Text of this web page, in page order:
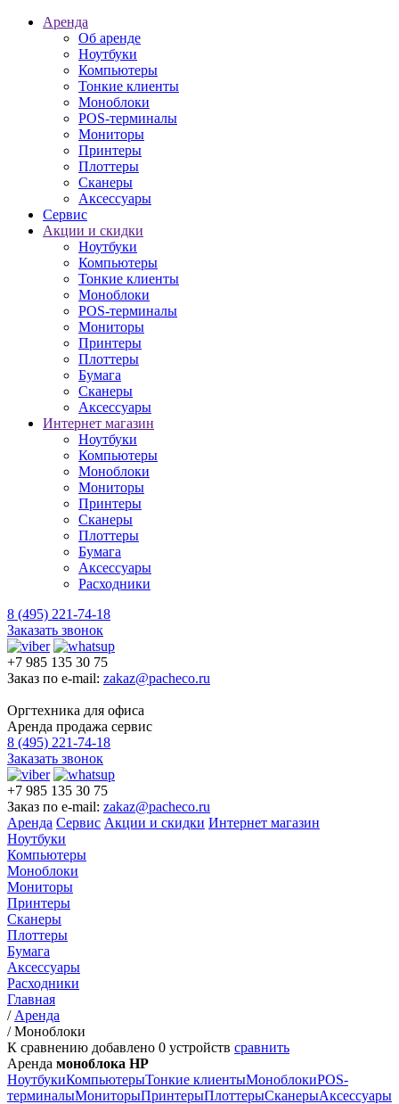
Аренда
Об аренде
Ноутбуки
Компьютеры
Тонкие клиенты
Моноблоки
POS-терминалы
Мониторы
Принтеры
Плоттеры
Сканеры
Аксессуары
Сервис
Акции и скидки
Ноутбуки
Компьютеры
Тонкие клиенты
Моноблоки
POS-терминалы
Мониторы
Принтеры
Плоттеры
Бумага
Сканеры
Аксессуары
Интернет магазин
Ноутбуки
Компьютеры
Моноблоки
Мониторы
Принтеры
Сканеры
Плоттеры
Бумага
Аксессуары
Расходники
8 (495) 221-74-18
Заказать звонок
+7 985 135 30 75
Заказ по e-mail: zakaz@pacheco.ru
Оргтехника для офиса
Аренда продажа сервис
8 (495) 221-74-18
Заказать звонок
+7 985 135 30 75
Заказ по e-mail: zakaz@pacheco.ru
Аренда Сервис Акции и скидки Интернет магазин
Ноутбуки
Компьютеры
Моноблоки
Мониторы
Принтеры
Сканеры
Плоттеры
Бумага
Аксессуары
Расходники
Главная
/ Аренда
/Моноблоки
К сравнению добавлено 0 устройств сравнить
Аренда моноблока HP
НоутбукиКомпьютерыТонкие клиентыМоноблокиPOS-
терминалыМониторыПринтерыПлоттерыСканерыАксессуары